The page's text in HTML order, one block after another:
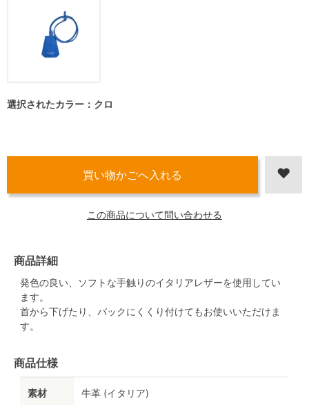
選択されたカラー：クロ
この商品について問い合わせる
商品詳細
発色の良い、ソフトな手触りのイタリアレザーを使用してい
ます。
首から下げたり、バックにくくり付けてもお使いいただけま
す。
商品仕様
素材 牛革 (イタリア)